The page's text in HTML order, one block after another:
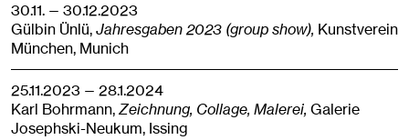
30.11. — 30.12.2023
Gülbin Ünlü,Jahresgaben 2023 (group show), Kunstverein
München, Munich
25.11.2023 — 28.1.2024
Karl Bohrmann,Zeichnung, Collage, Malerei, Galerie
Josephski-Neukum, Issing